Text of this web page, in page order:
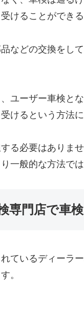
けることができる
などの交換をし
ユーザー車検と
けるという方法に
る必要はありま
一般的な方法では
専門店で車
ているディーラ
。